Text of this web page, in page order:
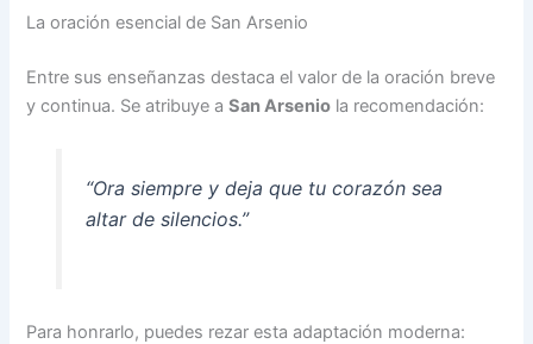
La oración esencial de San Arsenio
Entre sus enseñanzas destaca el valor de la oración breve
y continua. Se atribuye aSan Arsenio la recomendación:
“Ora siempre y deja que tu corazón sea
altar de silencios.”
Para honrarlo, puedes rezar esta adaptación moderna: